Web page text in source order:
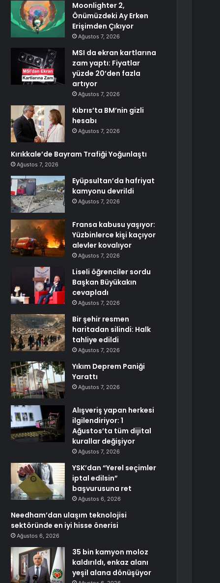
Moonlighter 2,
Önümüzdeki Ay Erken
Erişimden Çıkıyor
Ağustos 7, 2026
MSI da ekran kartlarına
zam yaptı: Fiyatlar
yüzde 20’den fazla
artıyor
Ağustos 7, 2026
Kıbrıs’ta BM’nin gizli
hesabı
Ağustos 7, 2026
Kırıkkale’de Bayram Trafiği Yoğunlaştı
Ağustos 7, 2026
Eyüpsultan’da hafriyat
kamyonu devrildi
Ağustos 7, 2026
Fransa kabusu yaşıyor:
Yüzbinlerce kişi kaçıyor
alevler kovalıyor
Ağustos 7, 2026
Liseli öğrenciler sordu
Başkan Büyükakın
cevapladı
Ağustos 7, 2026
Bir şehir resmen
haritadan silindi: Halk
tahliye edildi
Ağustos 7, 2026
Yıkım Deprem Paniği
Yarattı
Ağustos 7, 2026
Alışveriş yapan herkesi
ilgilendiriyor: 1
Ağustos’ta tüm dijital
kurallar değişiyor
Ağustos 7, 2026
YSK’dan “Yerel seçimler
iptal edilsin”
başvurusuna ret
Ağustos 6, 2026
Needham’dan ulaşım teknolojisi
sektöründe en iyi hisse önerisi
Ağustos 6, 2026
35 bin kamyon moloz
kaldırıldı, enkaz alanı
yeşil alana dönüşüyor